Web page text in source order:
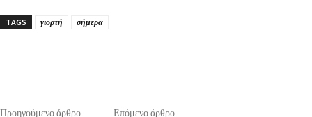
TAGS γιορτή σήμερα
Προηγούμενο άρθρο Επόμενο άρθρο